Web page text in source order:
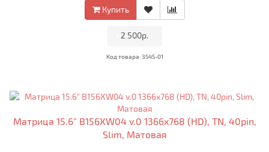
Купить
2 500р.
Код товара: 3545-01
Матрица 15.6" B156XW04 v.0 1366x768 (HD), TN, 40pin,
Slim, Матовая